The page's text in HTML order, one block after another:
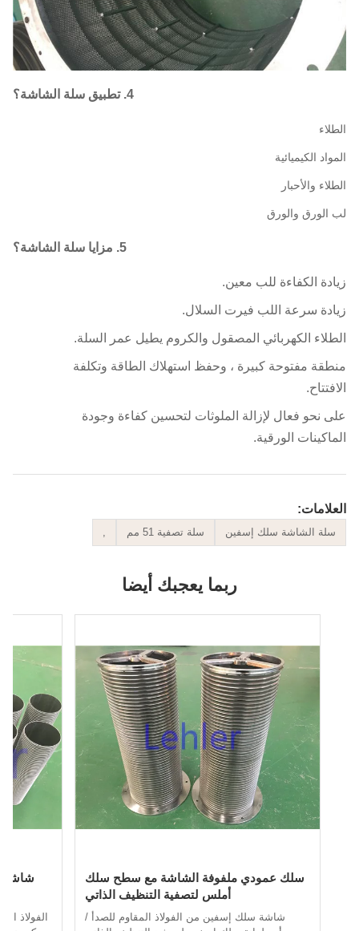
الكيميائية
والأحبار
والورق
الكفاءة للب معين.
سرعة اللب فيرت السلال.
الكهربائي المصقول والكروم يطيل عمر السلة.
مفتوحة كبيرة ، وحفظ استهلاك الطاقة وتكلفة
نحو فعال لإزالة الملوثات لتحسين كفاءة وجودة
الورقية.
الشاشة سلك إسفين سلة تصفية 51 مم ,
ربما يعجبك أيضا
سلك عمودي ملفوفة الشاشة مع سطح سلك
أملس لتصفية التنظيف الذاتي
شاشة سلك إسفين من الفولاذ المقاوم للصدأ /
شاشة